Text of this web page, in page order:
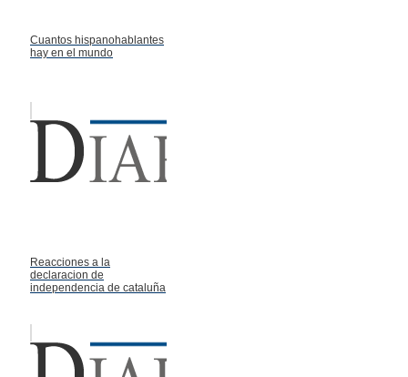
Cuantos hispanohablantes
hay en el mundo
Reacciones a la
declaracion de
independencia de cataluña